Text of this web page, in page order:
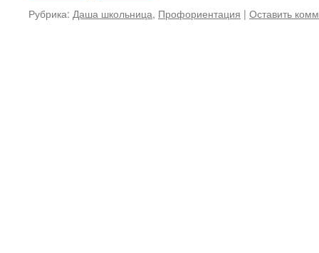
Рубрика: Даша школьница, Профориентация | Оставить